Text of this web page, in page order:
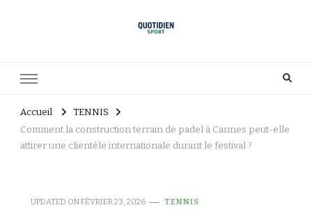
Accueil
TENNIS
Comment la construction terrain de padel à Cannes peut-elle
attirer une clientèle internationale durant le festival ?
UPDATED ONFÉVRIER 23, 2026 TENNIS